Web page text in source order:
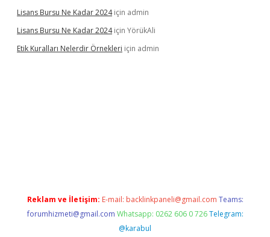
Lisans Bursu Ne Kadar 2024için admin
Lisans Bursu Ne Kadar 2024için YörükAli
Etik Kuralları Nelerdir Örnekleri için admin
Reklam ve İletişim: E-mail: backlinkpaneli@gmail.com Teams:
forumhizmeti@gmail.com Whatsapp: 0262 606 0 726 Telegram:
@karabul